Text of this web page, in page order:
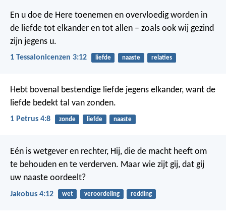
En u doe de Here toenemen en overvloedig worden in
de liefde tot elkander en tot allen – zoals ook wij gezind
zijn jegens u.
1 Tessalonicenzen 3:12 liefde naaste relaties
Hebt bovenal bestendige liefde jegens elkander, want de
liefde bedekt tal van zonden.
1 Petrus 4:8 zonde liefde naaste
Eén is wetgever en rechter, Hij, die de macht heeft om
te behouden en te verderven. Maar wie zijt gij, dat gij
uw naaste oordeelt?
Jakobus 4:12 wet veroordeling redding